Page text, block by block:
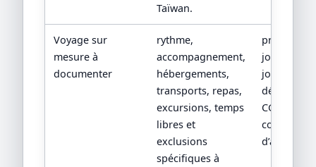
Taïwan.
Voyage sur
mesure à
documenter
rythme,
accompagnement,
hébergements,
transports, repas,
excursions, temps
libres et
exclusions
spécifiques à
jour par
jour, devis
détaillé,
CGV/CPV et
conditions